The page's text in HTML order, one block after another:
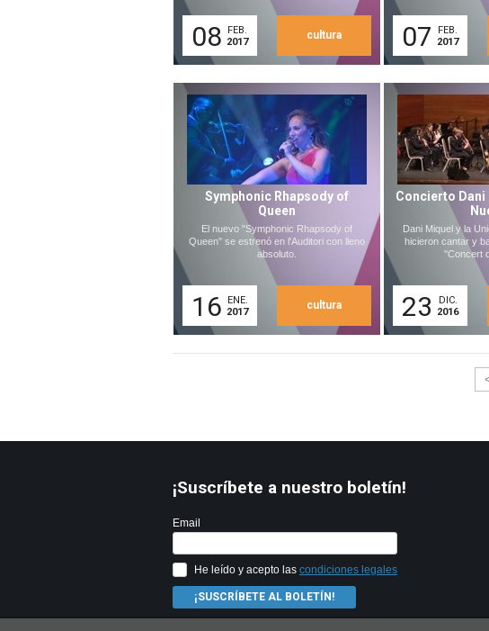
08
FEB.
2017
cultura 07
FEB.
2017
Symphonic Rhapsody of
Queen
El nuevo "Symphonic Rhapsody of
Queen" se estrenó en l'Auditori con lleno
absoluto.
16
ENE.
2017
cultura
Concierto Dani
Dani Miquel y la
hicieron cantar y
"Concert
23
DIC.
2016
¡Suscríbete a nuestro boletín!
Email
He leído y acepto las condiciones legales
¡SUSCRÍBETE AL BOLETÍN!